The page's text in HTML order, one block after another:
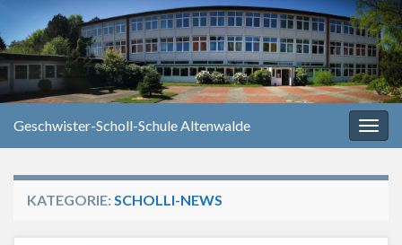
Geschwister-Scholl-Schule Altenwalde
KATEGORIE:SCHOLLI-NEWS